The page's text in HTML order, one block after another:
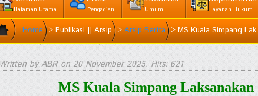
Halaman Utama Pengadian Umum Layanan Hukum
Home >Publikasi || Arsip >Arsip Berita >MS Kuala Simpang
Written by ABR on 20 November 2025. Hits: 621
MS Kuala Simpang